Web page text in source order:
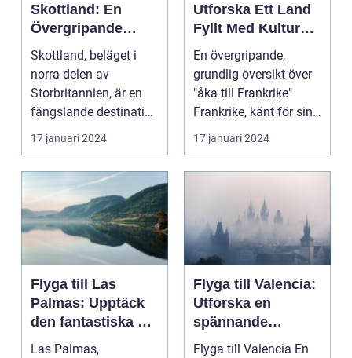
Skottland: En
Övergripande
Översikt
Skottland, beläget i
norra delen av
Storbritannien, är en
fängslande destination
för turister världe...
17 januari 2024
Utforska Ett Land
Fyllt Med Kultur
och Skönhet
En övergripande,
grundlig översikt över
"åka till Frankrike"
Frankrike, känt för sin
rika historia,...
17 januari 2024
Flyga till Las
Palmas: Upptäck
den fantastiska ön
Gran Canaria
Las Palmas,
Flyga till Valencia:
Utforska en
spännande
destination
Flyga till Valencia En